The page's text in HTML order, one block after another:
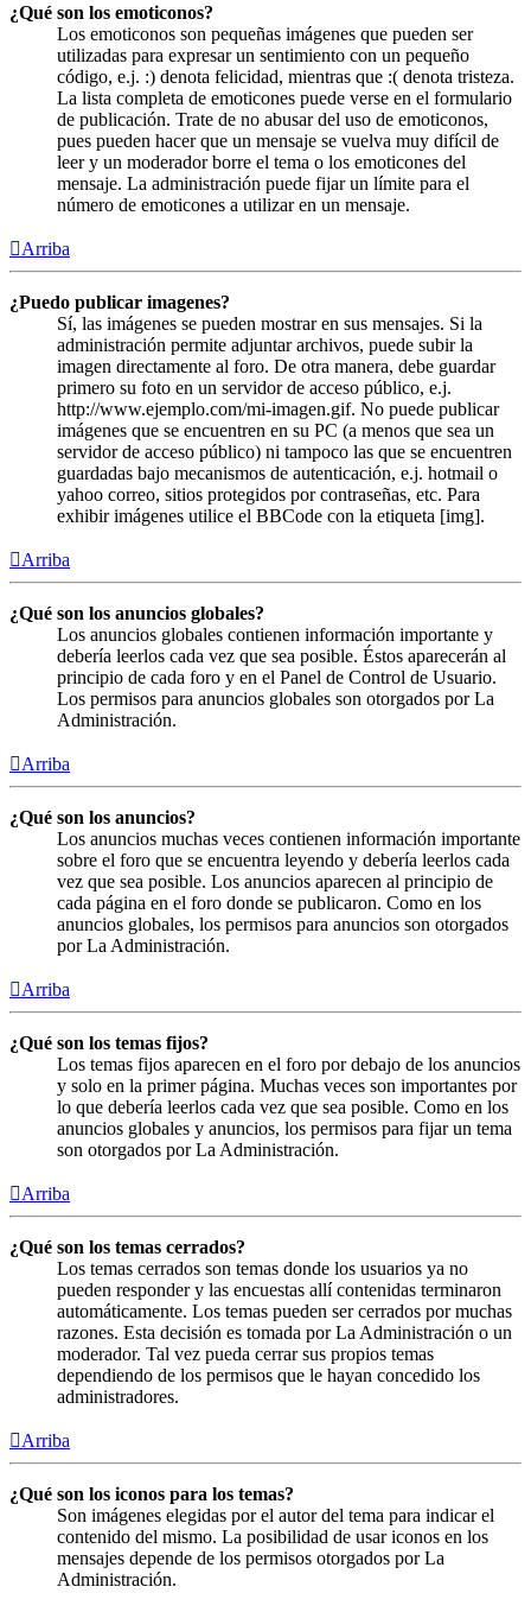
¿Qué son los emoticonos?
Los emoticonos son pequeñas imágenes que pueden ser
utilizadas para expresar un sentimiento con un pequeño
código, e.j. :) denota felicidad, mientras que :( denota tristeza.
La lista completa de emoticones puede verse en el formulario
de publicación. Trate de no abusar del uso de emoticonos,
pues pueden hacer que un mensaje se vuelva muy difícil de
leer y un moderador borre el tema o los emoticones del
mensaje. La administración puede fijar un límite para el
número de emoticones a utilizar en un mensaje.
Arriba
¿Puedo publicar imagenes?
Sí, las imágenes se pueden mostrar en sus mensajes. Si la
administración permite adjuntar archivos, puede subir la
imagen directamente al foro. De otra manera, debe guardar
primero su foto en un servidor de acceso público, e.j.
http://www.ejemplo.com/mi-imagen.gif. No puede publicar
imágenes que se encuentren en su PC (a menos que sea un
servidor de acceso público) ni tampoco las que se encuentren
guardadas bajo mecanismos de autenticación, e.j. hotmail o
yahoo correo, sitios protegidos por contraseñas, etc. Para
exhibir imágenes utilice el BBCode con la etiqueta [img].
Arriba
¿Qué son los anuncios globales?
Los anuncios globales contienen información importante y
debería leerlos cada vez que sea posible. Éstos aparecerán al
principio de cada foro y en el Panel de Control de Usuario.
Los permisos para anuncios globales son otorgados por La
Administración.
Arriba
¿Qué son los anuncios?
Los anuncios muchas veces contienen información importante
sobre el foro que se encuentra leyendo y debería leerlos cada
vez que sea posible. Los anuncios aparecen al principio de
cada página en el foro donde se publicaron. Como en los
anuncios globales, los permisos para anuncios son otorgados
por La Administración.
Arriba
¿Qué son los temas fijos?
Los temas fijos aparecen en el foro por debajo de los anuncios
y solo en la primer página. Muchas veces son importantes por
lo que debería leerlos cada vez que sea posible. Como en los
anuncios globales y anuncios, los permisos para fijar un tema
son otorgados por La Administración.
Arriba
¿Qué son los temas cerrados?
Los temas cerrados son temas donde los usuarios ya no
pueden responder y las encuestas allí contenidas terminaron
automáticamente. Los temas pueden ser cerrados por muchas
razones. Esta decisión es tomada por La Administración o un
moderador. Tal vez pueda cerrar sus propios temas
dependiendo de los permisos que le hayan concedido los
administradores.
Arriba
¿Qué son los iconos para los temas?
Son imágenes elegidas por el autor del tema para indicar el
contenido del mismo. La posibilidad de usar iconos en los
mensajes depende de los permisos otorgados por La
Administración.